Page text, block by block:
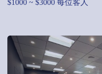
$1000 ~ $3000 每位客人